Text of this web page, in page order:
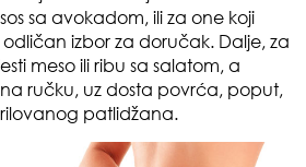
sa avokadom, ili za one koji
izbor za doručak. Dalje, za
meso ili ribu sa salatom, a
ručku, uz dosta povrća, poput,
patlidžana.